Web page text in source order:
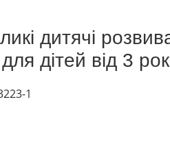
дитячі
дітей від 3
1